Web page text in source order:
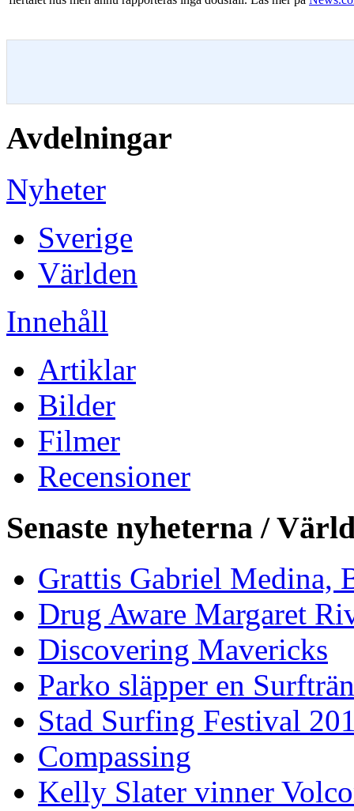
Avdelningar
Nyheter
Sverige
Världen
Innehåll
Artiklar
Bilder
Filmer
Recensioner
Senaste nyheterna /
Grattis Gabriel Medina,
Drug Aware Margaret
Discovering Mavericks
Parko släpper en
Stad Surfing Festival
Compassing
Kelly Slater vinner